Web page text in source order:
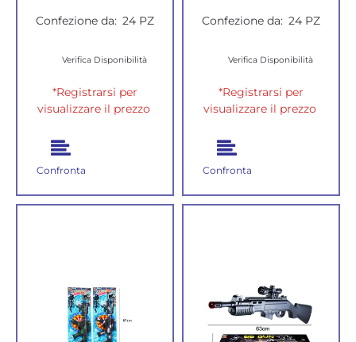
Confezione da: 24 PZ
Verifica Disponibilità
*Registrarsi per
visualizzare il prezzo
Confronta
Confezione da: 24 PZ
Verifica Disponibilità
*Registrarsi per
visualizzare il prezzo
Confronta